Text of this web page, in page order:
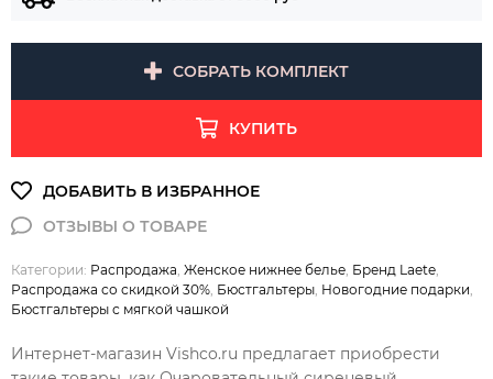
СОБРАТЬ КОМПЛЕКТ
КУПИТЬ
Категории: Распродажа Женское нижнее белье Бренд Laete
Распродажа со скидкой 30% Бюстгальтеры Новогодние подарки
Бюстгальтеры с мягкой чашкой
Интернет-магазин Vishco.ru предлагает приобрести